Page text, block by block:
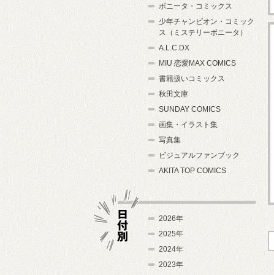
ボニータ・コミックス
少年チャンピオン・コミック
ス（ミステリーボニータ）
A.L.C.DX
MIU 恋愛MAX COMICS
書籍扱いコミックス
秋田文庫
SUNDAY COMICS
画集・イラスト集
写真集
ビジュアルファンブック
AKITA TOP COMICS
2026年
2025年
2024年
2023年